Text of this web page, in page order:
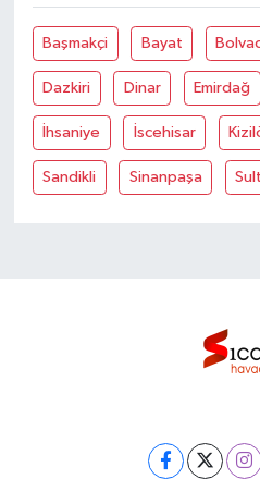
Başmakçi Bayat
Dazkiri Dinar Emirdağ
İhsaniye İscehisar
Sandikli Sinanpaşa